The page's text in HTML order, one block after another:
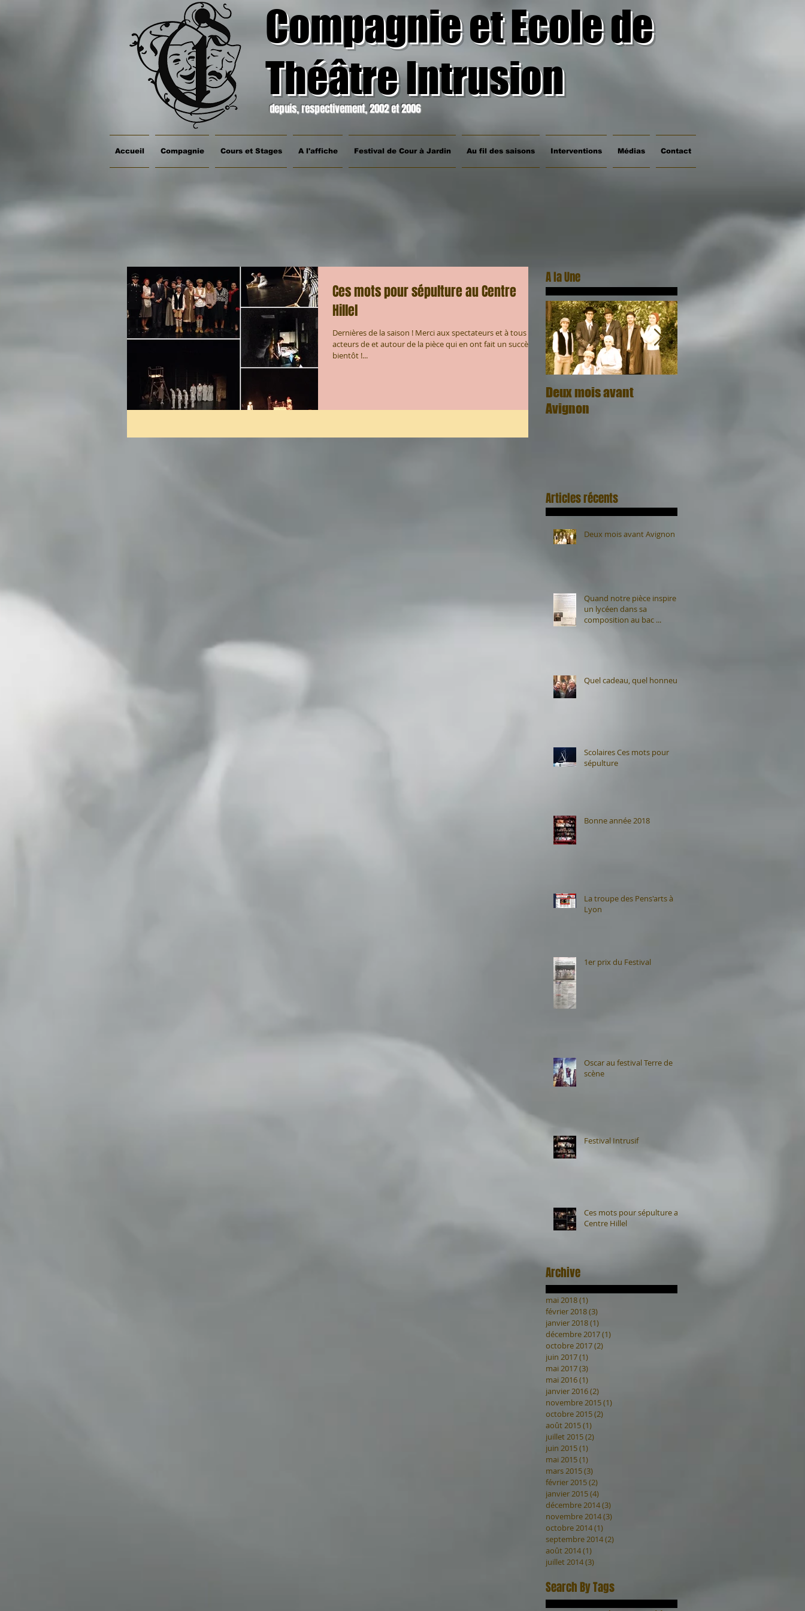
Compagnie et Ecole de
Théâtre Intrusion
Accueil Compagnie Cours et Stages A l'affiche Festival de Cour à Jardin Au fil des saisons Interventions Médias Contact
depuis, respectivement, 2002 et 2006
Ces mots pour sépulture au Centre
Hillel
Dernières de la saison ! Merci aux spectateurs et à tous les
acteurs de et autour de la pièce qui en ont fait un succès. A
bientôt !...
A la Une
Deux mois avant
Avignon
Articles récents
Deux mois avant Avignon
Quand notre pièce inspire
un lycéen dans sa
composition au bac ...
Quel cadeau, quel honneur
Scolaires Ces mots pour
sépulture
Bonne année 2018
La troupe des Pens'arts à
Lyon
1er prix du Festival
Oscar au festival Terre de
scène
Festival Intrusif
Ces mots pour sépulture au
Centre Hillel
Archive
mai 2018(1)
février 2018(3)
janvier 2018(1)
décembre 2017(1)
octobre 2017(2)
juin 2017(1)
mai 2017(3)
mai 2016(1)
janvier 2016(2)
novembre 2015(1)
octobre 2015(2)
août 2015(1)
juillet 2015(2)
juin 2015(1)
mai 2015(1)
mars 2015(3)
février 2015(2)
janvier 2015(4)
décembre 2014(3)
novembre 2014(3)
octobre 2014(1)
septembre 2014(2)
août 2014(1)
juillet 2014(3)
Search By Tags